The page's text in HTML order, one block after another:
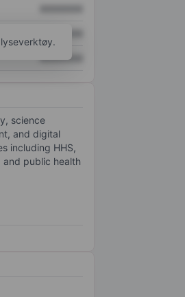
XXXXXXX
science
and digital
including HHS,
and public health